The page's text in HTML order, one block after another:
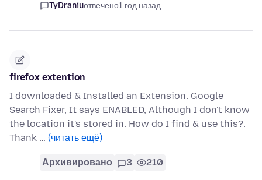
TyDraniuотвечено1 год назад
firefox extention
I downloaded & Installed an Extension. Google
Search Fixer, It says ENABLED, Although I don't know
the location it's stored in. How do I find & use this?.
Thank … (читать ещё)
Архивировано 3 210